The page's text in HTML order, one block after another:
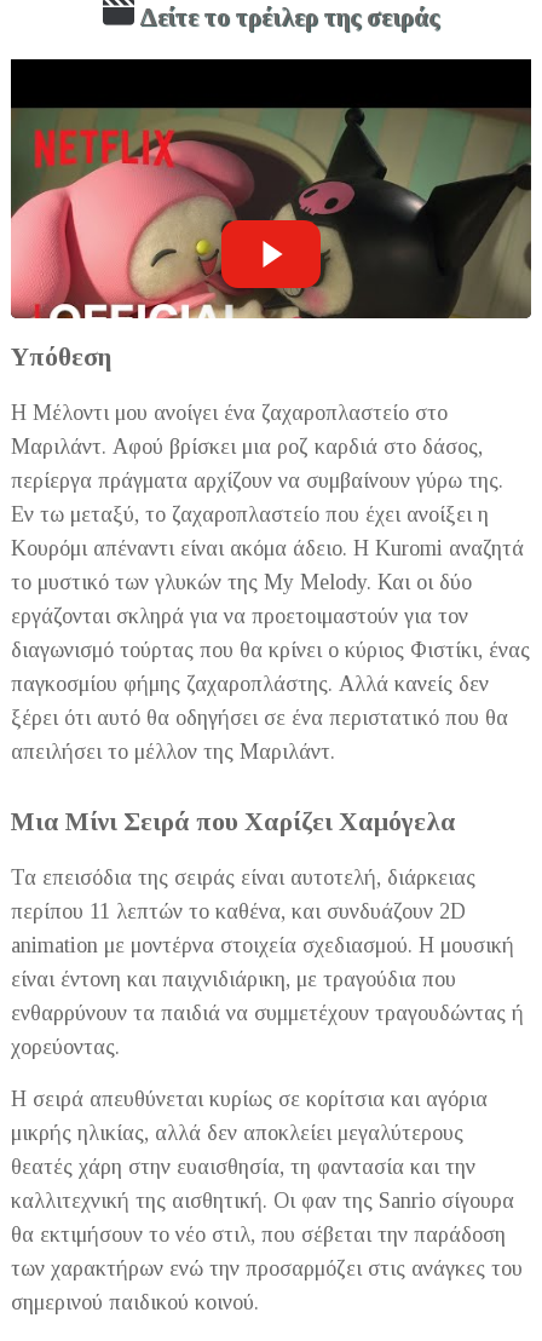
Δείτε το τρέιλερ της σειράς
Υπόθεση
Η Μέλοντι μου ανοίγει ένα ζαχαροπλαστείο στο
Μαριλάντ. Αφού βρίσκει μια ροζ καρδιά στο δάσος,
περίεργα πράγματα αρχίζουν να συμβαίνουν γύρω της.
Εν τω μεταξύ, το ζαχαροπλαστείο που έχει ανοίξει η
Κουρόμι απέναντι είναι ακόμα άδειο. Η Kuromi αναζητά
το μυστικό των γλυκών της My Melody. Και οι δύο
εργάζονται σκληρά για να προετοιμαστούν για τον
διαγωνισμό τούρτας που θα κρίνει ο κύριος Φιστίκι, ένας
παγκοσμίου φήμης ζαχαροπλάστης. Αλλά κανείς δεν
ξέρει ότι αυτό θα οδηγήσει σε ένα περιστατικό που θα
απειλήσει το μέλλον της Μαριλάντ.
Μια Μίνι Σειρά που Χαρίζει Χαμόγελα
Τα επεισόδια της σειράς είναι αυτοτελή, διάρκειας
περίπου 11 λεπτών το καθένα, και συνδυάζουν 2D
animation με μοντέρνα στοιχεία σχεδιασμού. Η μουσική
είναι έντονη και παιχνιδιάρικη, με τραγούδια που
ενθαρρύνουν τα παιδιά να συμμετέχουν τραγουδώντας ή
χορεύοντας.
Η σειρά απευθύνεται κυρίως σε κορίτσια και αγόρια
μικρής ηλικίας, αλλά δεν αποκλείει μεγαλύτερους
θεατές χάρη στην ευαισθησία, τη φαντασία και την
καλλιτεχνική της αισθητική. Οι φαν της Sanrio σίγουρα
θα εκτιμήσουν το νέο στιλ, που σέβεται την παράδοση
των χαρακτήρων ενώ την προσαρμόζει στις ανάγκες του
σημερινού παιδικού κοινού.